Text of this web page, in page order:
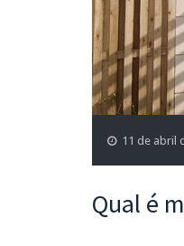
11 de abril
Qual é